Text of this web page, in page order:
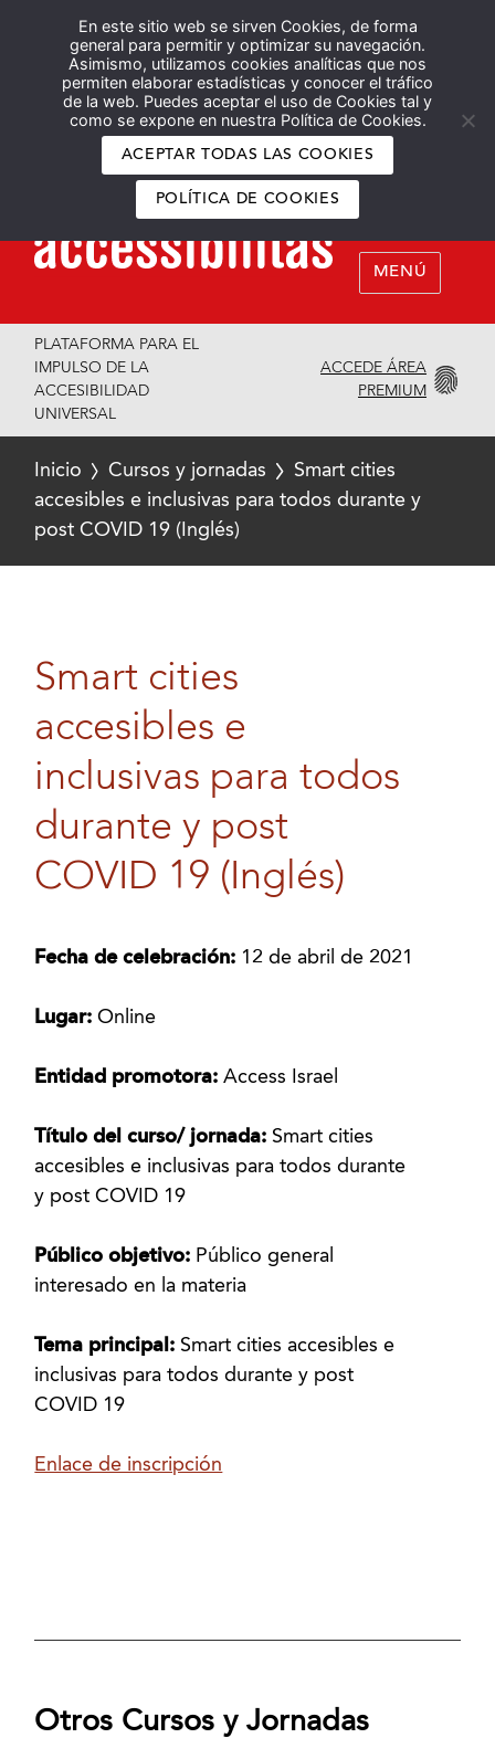
En este sitio web se sirven Cookies, de forma
general para permitir y optimizar su navegación.
Asimismo, utilizamos cookies analíticas que nos
permiten elaborar estadísticas y conocer el tráfico
de la web. Puedes aceptar el uso de Cookies tal y
como se expone en nuestra Política de Cookies.
ACEPTAR TODAS LAS COOKIES
POLÍTICA DE COOKIES
Español English
MENÚ
PLATAFORMA PARA EL
IMPULSO DE LA
ACCESIBILIDAD
UNIVERSAL
ACCEDE ÁREA
PREMIUM
Inicio Cursos y jornadas
Smart cities
accesibles e inclusivas para todos durante y
post COVID 19 (Inglés)
Smart cities
accesibles e
inclusivas para todos
durante y post
COVID 19 (Inglés)
Fecha de celebración: 12 de abril de 2021
Lugar:Online
Entidad promotora:Access Israel
Título del curso/ jornada: Smart cities
accesibles e inclusivas para todos durante
y post COVID 19
Público objetivo: Público general
interesado en la materia
Tema principal: Smart cities accesibles e
inclusivas para todos durante y post
COVID 19
Enlace de inscripción
Otros Cursos y Jornadas